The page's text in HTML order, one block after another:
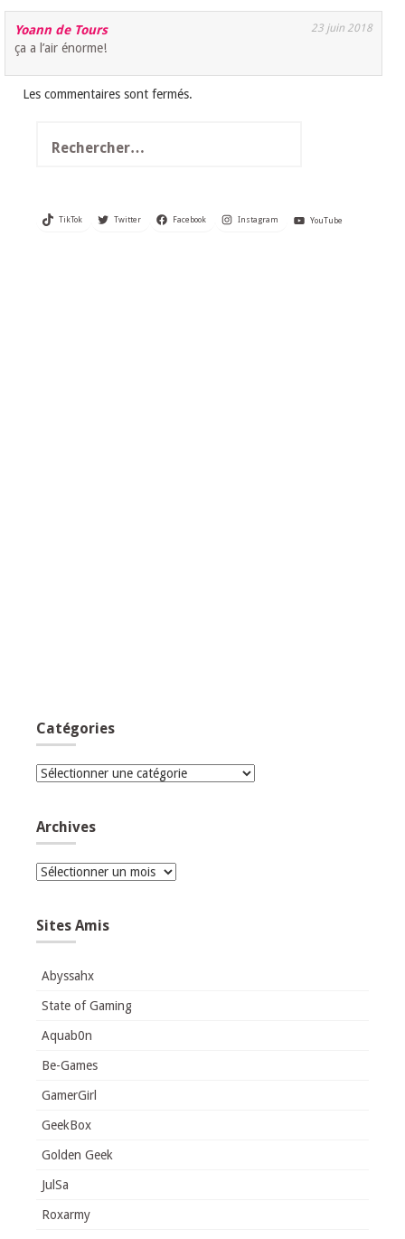
Yoann de Tours 23 juin 2018
ça a l’air énorme!
Les commentaires sont fermés.
TikTok Twitter Facebook Instagram YouTube
Catégories
Catégories
Archives
Archives
Sites Amis
Abyssahx
State of Gaming
Aquab0n
Be-Games
GamerGirl
GeekBox
Golden Geek
JulSa
Roxarmy